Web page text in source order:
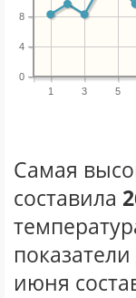
1 3 5
0
4
8
Самая
составила
июня